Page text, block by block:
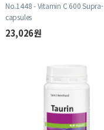
No.1448 - Vitamin C 600 Supra-
capsules
23,026원